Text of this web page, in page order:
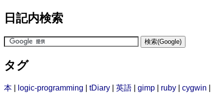
日記内検索
タグ
本 logic-programming tDiary 英語 gimp ruby cygwin